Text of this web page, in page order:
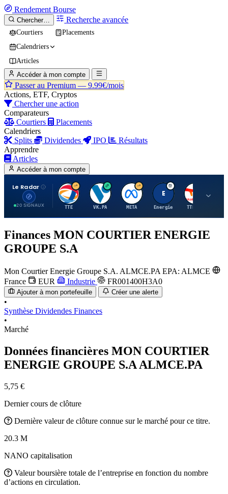
Rendement Bourse
Chercher… Recherche avancée
Courtiers
Placements
Calendriers
Articles
Accéder à mon compte
Passer au Premium — 9.99€/mois
Actions, ETF, Cryptos
Chercher une action
Comparateurs
Courtiers
Placements
Calendriers
Splits
Dividendes IPO
Résultats
Apprendre
Articles
Accéder à mon compte
Le Radar
20 SIGNAUX
T
TTE
V
VK.PA
M
META
E
Energie
T
TTE.PA
Finances MON COURTIER ENERGIE
GROUPE S.A
Mon Courtier Energie Groupe S.A. ALMCE.PA EPA: ALMCE
France
EUR Industrie FR001400H3A0
Ajouter à mon portefeuille Créer une alerte
•
Synthèse Dividendes Finances
•
Marché
Données financières MON COURTIER
ENERGIE GROUPE S.A ALMCE.PA
5,75 €
Dernier cours de clôture
Dernière valeur de clôture connue sur le marché pour ce titre.
20.3 M
NANO capitalisation
Valeur boursière totale de l’entreprise en fonction du nombre
d’actions en circulation.